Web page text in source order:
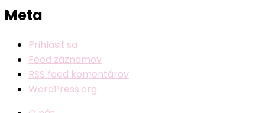
Meta
Prihlásiť sa
Feed záznamov
RSS feed komentárov
WordPress.org